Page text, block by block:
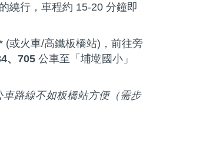
繞行，車程約 15-20 分鐘即
(或火車/高鐵板橋站)，前往旁
、705 公車至「埔墘國小」
路線不如板橋站方便（需步